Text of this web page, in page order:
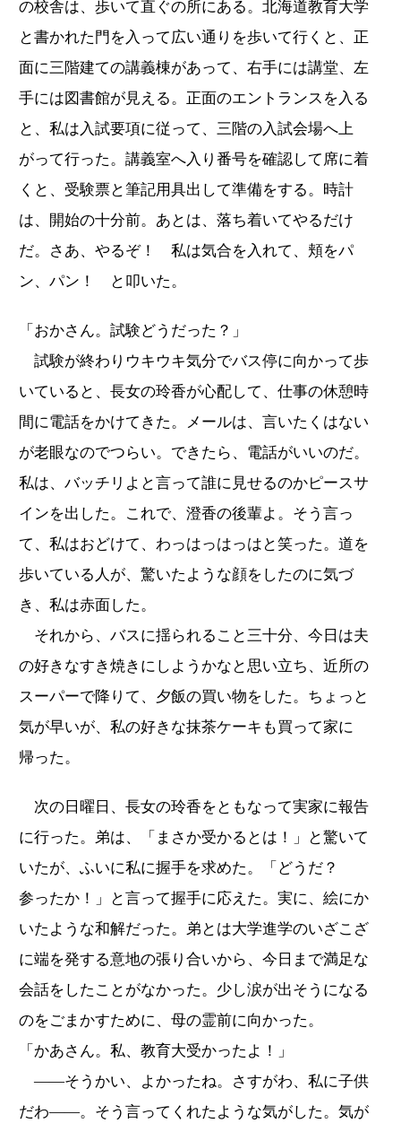
の校舎は、歩いて直ぐの所にある。北海道教育大学
と書かれた門を入って広い通りを歩いて行くと、正
面に三階建ての講義棟があって、右手には講堂、左
手には図書館が見える。正面のエントランスを入る
と、私は入試要項に従って、三階の入試会場へ上
がって行った。講義室へ入り番号を確認して席に着
くと、受験票と筆記用具出して準備をする。時計
は、開始の十分前。あとは、落ち着いてやるだけ
だ。さあ、やるぞ！ 私は気合を入れて、頬をパ
ン、パン！ と叩いた。
「おかさん。試験どうだった？」
試験が終わりウキウキ気分でバス停に向かって歩
いていると、長女の玲香が心配して、仕事の休憩時
間に電話をかけてきた。メールは、言いたくはない
が老眼なのでつらい。できたら、電話がいいのだ。
私は、バッチリよと言って誰に見せるのかピースサ
インを出した。これで、澄香の後輩よ。そう言っ
て、私はおどけて、わっはっはっはと笑った。道を
歩いている人が、驚いたような顔をしたのに気づ
き、私は赤面した。
それから、バスに揺られること三十分、今日は夫
の好きなすき焼きにしようかなと思い立ち、近所の
スーパーで降りて、夕飯の買い物をした。ちょっと
気が早いが、私の好きな抹茶ケーキも買って家に
帰った。
次の日曜日、長女の玲香をともなって実家に報告
に行った。弟は、「まさか受かるとは！」と驚いて
いたが、ふいに私に握手を求めた。「どうだ？
参ったか！」と言って握手に応えた。実に、絵にか
いたような和解だった。弟とは大学進学のいざこざ
に端を発する意地の張り合いから、今日まで満足な
会話をしたことがなかった。少し涙が出そうになる
のをごまかすために、母の霊前に向かった。
「かあさん。私、教育大受かったよ！」
――そうかい、よかったね。さすがわ、私に子供
だわ――。そう言ってくれたような気がした。気が